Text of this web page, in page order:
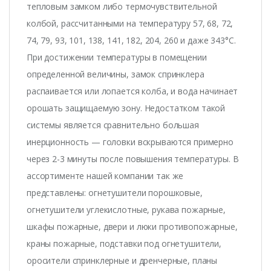
тепловым замком либо термочувствительной
колбой, рассчитанными на температуру 57, 68, 72,
74, 79, 93, 101, 138, 141, 182, 204, 260 и даже 343°С.
При достижении температуры в помещении
определенной величины, замок спринклера
распаивается или лопается колба, и вода начинает
орошать защищаемую зону. Недостатком такой
системы является сравнительно большая
инерционность — головки вскрываются примерно
через 2-3 минуты после повышения температуры. В
ассортименте нашей компании так же
представлены: огнетушители порошковые,
огнетушители углекислотные, рукава пожарные,
шкафы пожарные, двери и люки противопожарные,
краны пожарные, подставки под огнетушители,
оросители спринклерные и дренчерные, планы